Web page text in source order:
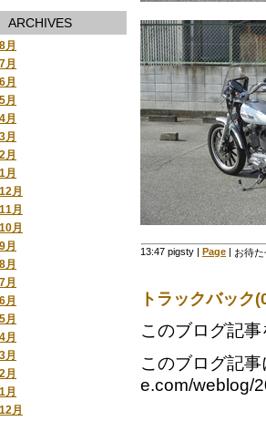
ARCHIVES
月
月
月
月
月
月
月
月
月
月
月
月
月
月
月
月
月
月
月
月
月
13:47 pigsty Page お待
トラックバック
このブログ記
このブログ記
e.com/weblog/